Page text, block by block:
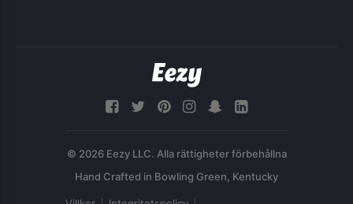
© 2026 Eezy LLC. Alla rättigheter förbehållna